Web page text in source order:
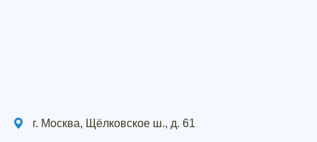
г. Москва, Щёлковское ш., д. 61